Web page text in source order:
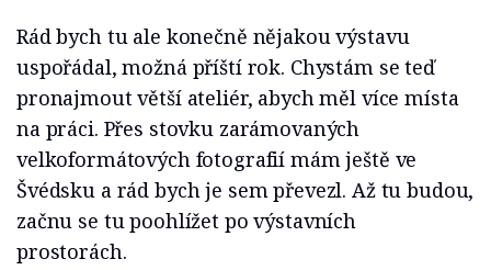
Rád bych tu ale konečně nějakou výstavu
uspořádal, možná příští rok. Chystám se teď
pronajmout větší ateliér, abych měl více místa
na práci. Přes stovku zarámovaných
velkoformátových fotografií mám ještě ve
Švédsku a rád bych je sem převezl. Až tu budou,
začnu se tu poohlížet po výstavních
prostorách.